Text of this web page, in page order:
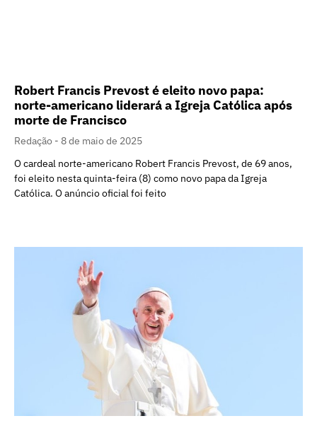
Robert Francis Prevost é eleito novo papa:
norte-americano liderará a Igreja Católica após
morte de Francisco
Redação
8 de maio de 2025
O cardeal norte-americano Robert Francis Prevost, de 69 anos,
foi eleito nesta quinta-feira (8) como novo papa da Igreja
Católica. O anúncio oficial foi feito